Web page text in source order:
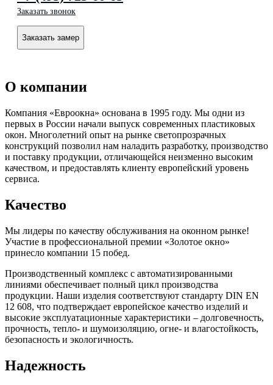
Заказать звонок
Заказать замер
О компании
Компания «Евроокна» основана в 1995 году. Мы одни из
первых в России начали выпуск современных пластиковых
окон. Многолетний опыт на рынке светопрозрачных
конструкций позволил нам наладить разработку, производство
и поставку продукции, отличающейся неизменно высоким
качеством, и предоставлять клиенту европейский уровень
сервиса.
Качество
Мы лидеры по качеству обслуживания на оконном рынке!
Участие в профессиональной премии «Золотое окно»
принесло компании 15 побед.
Производственный комплекс с автоматизированными
линиями обеспечивает полный цикл производства
продукции. Наши изделия соответствуют стандарту DIN EN
12 608, что подтверждает европейское качество изделий и
высокие эксплуатационные характеристики – долговечность,
прочность, тепло- и шумоизоляцию, огне- и влагостойкость,
безопасность и экологичность.
Надежность